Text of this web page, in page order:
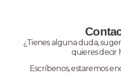
¿Tienes alguna duda,
quieres decir
Escríbenos, estaremos